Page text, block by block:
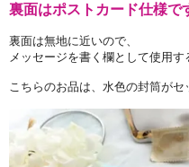
裏面はポストカード仕様で
裏面は無地に近いので、
メッセージを書く欄として使用す
こちらのお品は、水色の封筒がセ